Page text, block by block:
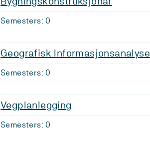
Semesters: 0
Geografisk Informasjonsanalyse
Semesters: 0
Vegplanlegging
Semesters: 0